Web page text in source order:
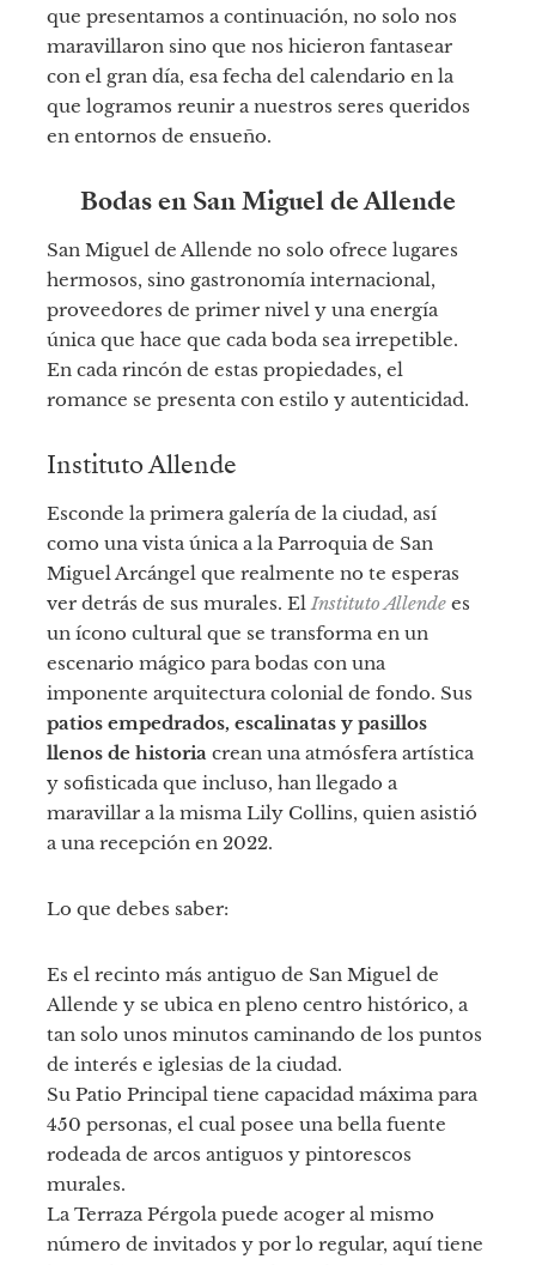
que presentamos a continuación, no solo nos
maravillaron sino que nos hicieron fantasear
con el gran día, esa fecha del calendario en la
que logramos reunir a nuestros seres queridos
en entornos de ensueño.
Bodas en San Miguel de Allende
San Miguel de Allende no solo ofrece lugares
hermosos, sino gastronomía internacional,
proveedores de primer nivel y una energía
única que hace que cada boda sea irrepetible.
En cada rincón de estas propiedades, el
romance se presenta con estilo y autenticidad.
Instituto Allende
Esconde la primera galería de la ciudad, así
como una vista única a la Parroquia de San
Miguel Arcángel que realmente no te esperas
ver detrás de sus murales. ElInstituto Allende es
un ícono cultural que se transforma en un
escenario mágico para bodas con una
imponente arquitectura colonial de fondo. Sus
patios empedrados, escalinatas y pasillos
llenos de historia crean una atmósfera artística
y sofisticada que incluso, han llegado a
maravillar a la misma Lily Collins, quien asistió
a una recepción en 2022.
Lo que debes saber:
Es el recinto más antiguo de San Miguel de
Allende y se ubica en pleno centro histórico, a
tan solo unos minutos caminando de los puntos
de interés e iglesias de la ciudad.
Su Patio Principal tiene capacidad máxima para
450 personas, el cual posee una bella fuente
rodeada de arcos antiguos y pintorescos
murales.
La Terraza Pérgola puede acoger al mismo
número de invitados y por lo regular, aquí tiene